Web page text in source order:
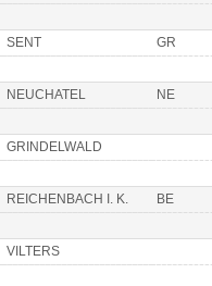
SENT GR
NEUCHATEL NE
GRINDELWALD
REICHENBACH I. K. BE
VILTERS